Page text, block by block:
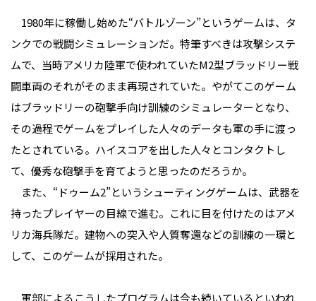
1980年に稼働し始めた“バトルゾーン”というゲームは、タ
ンクでの戦闘シミュレーションだ。特筆すべきは攻撃システ
ムで、当時アメリカ陸軍で使われていたM2型ブラッドリー戦
闘車両のそれがそのまま再現されていた。やがてこのゲーム
はブラッドリーの砲撃手向け訓練のシミュレーターとなり、
その過程でゲームをプレイした人々のデータも軍の手に渡っ
たとされている。ハイスコアを出した人々とコンタクトし
て、優秀な砲撃手を育てようと思ったのだろうか。
また、“ドゥーム2”というシューティングゲームは、武器を
持ったプレイヤーの目線で進む。これに目を付けたのはアメ
リカ海兵隊だ。建物への突入や人質奪還などの訓練の一環と
して、このゲームが採用された。
軍部によるこうしたプログラムは今も続いているといわれ